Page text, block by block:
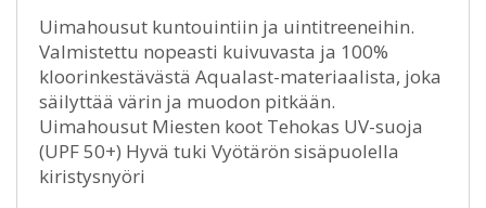
Uimahousut kuntouintiin ja uintitreeneihin.
Valmistettu nopeasti kuivuvasta ja 100%
kloorinkestävästä Aqualast-materiaalista, joka
säilyttää värin ja muodon pitkään.
Uimahousut Miesten koot Tehokas UV-suoja
(UPF 50+) Hyvä tuki Vyötärön sisäpuolella
kiristysnyöri